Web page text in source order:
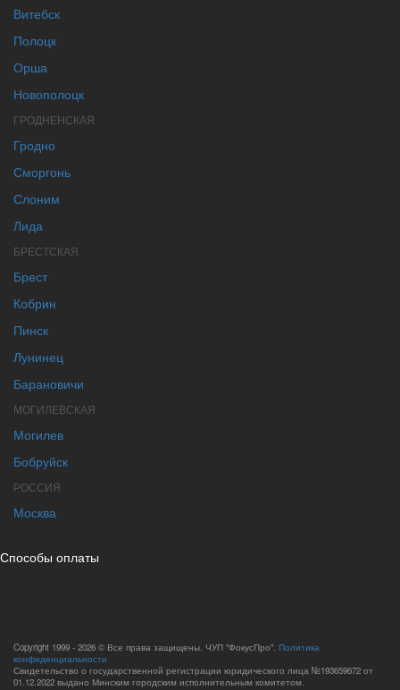
Витебск
Полоцк
Орша
Новополоцк
ГРОДНЕНСКАЯ
Гродно
Сморгонь
Слоним
Лида
БРЕСТСКАЯ
Брест
Кобрин
Пинск
Лунинец
Барановичи
МОГИЛЕВСКАЯ
Могилев
Бобруйск
РОССИЯ
Москва
Способы оплаты
Copyright 1999 - 2026 © Все права защищены. ЧУП "ФокусПро". Политика
конфиденциальности
Свидетельство о государственной регистрации юридического лица №193659672 от
01.12.2022 выдано Минским городским исполнительным комитетом.